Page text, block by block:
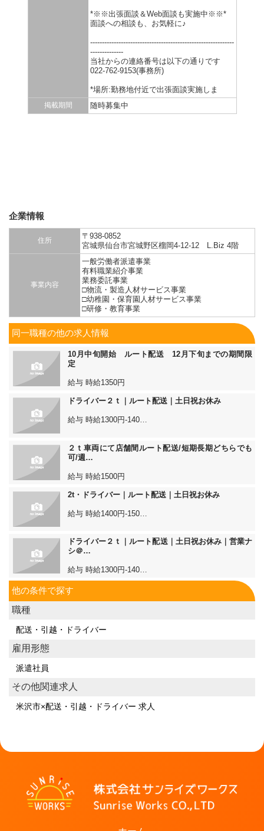
*※※出張面談＆Web面談も実施中※※*
面談への相談も、お気軽に♪
-------------------------------------------------------------
--------------
当社からの連絡番号は以下の通りです
022-762-9153(事務所)
*場所:勤務地付近で出張面談実施しま
掲載期間 随時募集中
企業情報
住所
〒938-0852
宮城県仙台市宮城野区榴岡4-12-12 L.Biz 4階
事業内容
一般労働者派遣事業
有料職業紹介事業
業務委託事業
□物流・製造人材サービス事業
□幼稚園・保育園人材サービス事業
□研修・教育事業
同一職種の他の求人情報
10月中旬開始 ルート配送 12月下旬までの期間限
定
給与 時給1350円
ドライバー２ｔ｜ルート配送｜土日祝お休み
給与 時給1300円-140…
２ｔ車両にて店舗間ルート配送/短期長期どちらでも
可/週…
給与 時給1500円
2t・ドライバー｜ルート配送｜土日祝お休み
給与 時給1400円-150…
ドライバー２ｔ｜ルート配送｜土日祝お休み｜営業ナ
シ＠…
給与 時給1300円-140…
他の条件で探す
職種
配送・引越・ドライバー
雇用形態
派遣社員
その他関連求人
米沢市×配送・引越・ドライバー 求人